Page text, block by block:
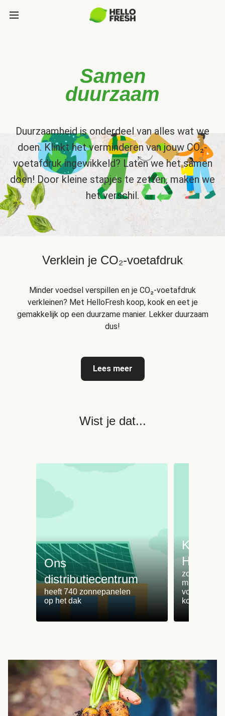
Samen
duurzaam
Duurzaamheid is onderdeel van alles wat we
doen. Klinkt het verminderen van jouw CO₂-
voetafdruk ingewikkeld? Laten we het samen
doen! Door kleine stapjes te zetten, maken we
het verschil.
Verklein je CO₂-voetafdruk
Minder voedsel verspillen en je CO₂-voetafdruk
verkleinen? Met HelloFresh koop, kook en eet je
gemakkelijk op een duurzame manier. Lekker duurzaam
dus!
Lees meer
Wist je dat...
Ons
distributiecentrum
heeft 740 zonnepanelen
op het dak
Koken
zorgt voor
minder
koken